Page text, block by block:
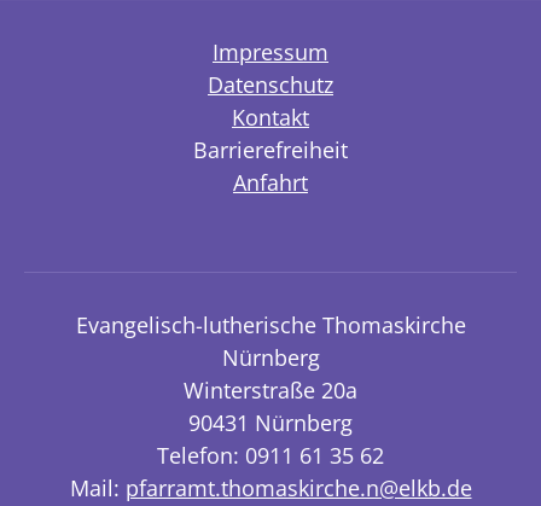
Impressum
Datenschutz
Kontakt
Barrierefreiheit
Anfahrt
Evangelisch-lutherische Thomaskirche
Nürnberg
Winterstraße 20a
90431 Nürnberg
Telefon: 0911 61 35 62
Mail: pfarramt.thomaskirche.n@elkb.de